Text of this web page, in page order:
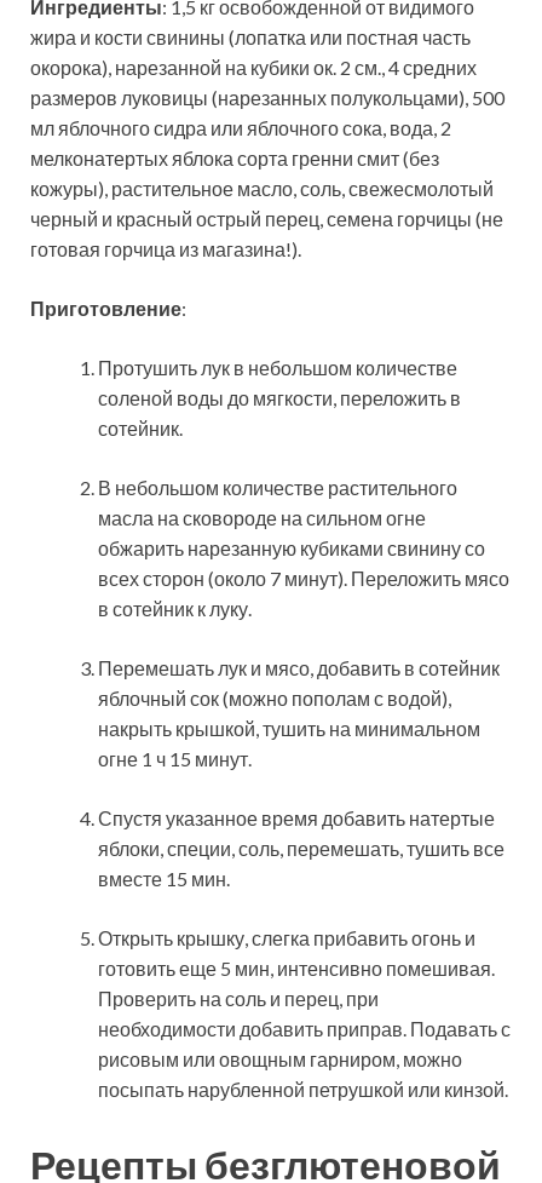
Ингредиенты: 1,5 кг освобожденной от видимого
жира и кости свинины (лопатка или постная часть
окорока), нарезанной на кубики ок. 2 см., 4 средних
размеров луковицы (нарезанных полукольцами), 500
мл яблочного сидра или яблочного сока, вода, 2
мелконатертых яблока сорта гренни смит (без
кожуры), растительное масло, соль, свежесмолотый
черный и красный острый перец, семена горчицы (не
готовая горчица из магазина!).
Приготовление:
Протушить лук в небольшом количестве
соленой воды до мягкости, переложить в
сотейник.
В небольшом количестве растительного
масла на сковороде на сильном огне
обжарить нарезанную кубиками свинину со
всех сторон (около 7 минут). Переложить мясо
в сотейник к луку.
Перемешать лук и мясо, добавить в сотейник
яблочный сок (можно пополам с водой),
накрыть крышкой, тушить на минимальном
огне 1 ч 15 минут.
Спустя указанное время добавить натертые
яблоки, специи, соль, перемешать, тушить все
вместе 15 мин.
Открыть крышку, слегка прибавить огонь и
готовить еще 5 мин, интенсивно помешивая.
Проверить на соль и перец, при
необходимости добавить приправ. Подавать с
рисовым или овощным гарниром, можно
посыпать нарубленной петрушкой или кинзой.
Рецепты безглютеновой